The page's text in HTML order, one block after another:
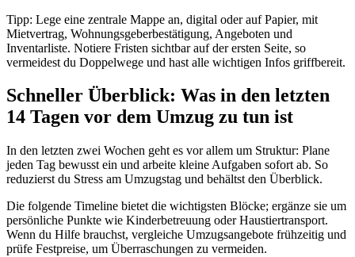
Tipp: Lege eine zentrale Mappe an, digital oder auf Papier, mit
Mietvertrag, Wohnungsgeberbestätigung, Angeboten und
Inventarliste. Notiere Fristen sichtbar auf der ersten Seite, so
vermeidest du Doppelwege und hast alle wichtigen Infos griffbereit.
Schneller Überblick: Was in den letzten
14 Tagen vor dem Umzug zu tun ist
In den letzten zwei Wochen geht es vor allem um Struktur: Plane
jeden Tag bewusst ein und arbeite kleine Aufgaben sofort ab. So
reduzierst du Stress am Umzugstag und behältst den Überblick.
Die folgende Timeline bietet die wichtigsten Blöcke; ergänze sie um
persönliche Punkte wie Kinderbetreuung oder Haustiertransport.
Wenn du Hilfe brauchst, vergleiche Umzugsangebote frühzeitig und
prüfe Festpreise, um Überraschungen zu vermeiden.